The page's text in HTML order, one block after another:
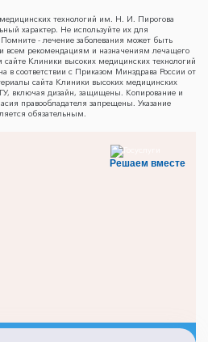
технологий им. Н. И. Пирогова
характер. Не используйте их для
- лечение заболевания может быть
всем рекомендациям и назначениям лечащего
Клиники высоких медицинских технологий
соответствии с Приказом Минздрава России от
сайта Клиники высоких медицинских
включая дизайн, защищены. Копирование и
правообладателя запрещены. Указание
обязательным.
Решаем вместе